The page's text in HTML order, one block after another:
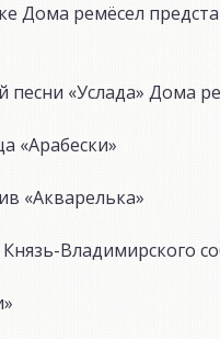
Дома ремёсел
песни «Услада» Дома
«Арабески»
«Акварелька»
Владимирского